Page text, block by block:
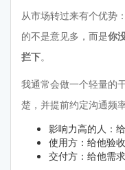
从市场转过来有个优势
的不是意见多，而是你
拦下。
我通常会做一个轻量的
楚，并提前约定沟通频
影响力高的人：
使用方：给他验
交付方：给他需